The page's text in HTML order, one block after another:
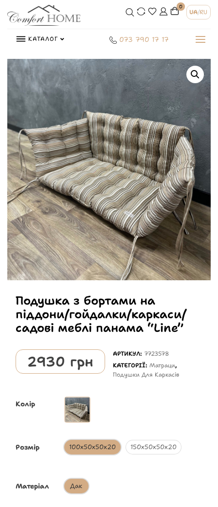
0
UA/RU
КАТАЛОГ 073 790 17 17
Подушка з бортами на
піддони/гойдалки/каркаси/
садові меблі панама “Line”
2930 грн АРТИКУЛ: 7723578
КАТЕГОРІЇ:Матраци,
Подушки Для Каркасів
Колір
Розмір 100х50х50х20 150х50х50х20
Матеріал Дак